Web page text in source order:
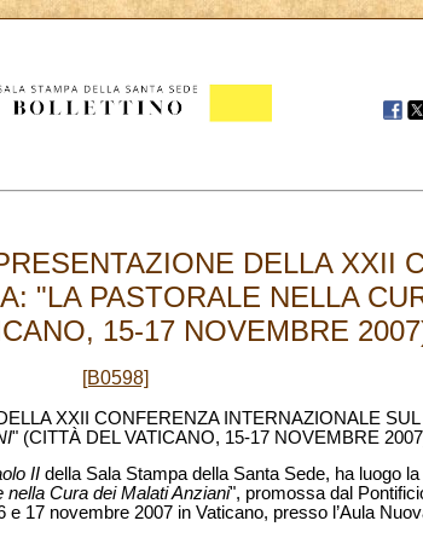
DELLA XXII
"LA PASTORALE NELLA
15-17 NOVEMBRE
[B0598]
XXII CONFERENZA INTERNAZIONALE
" (CITTÀ DEL VATICANO, 15-17 NOVEMBRE
II della Sala Stampa della Santa Sede, ha luogo la
nella Cura dei Malati Anziani", promossa dal
17 novembre 2007 in Vaticano, presso l’Aula